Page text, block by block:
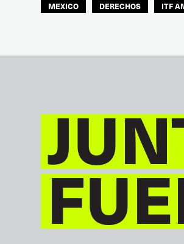
MEXICO DERECHOS ITF